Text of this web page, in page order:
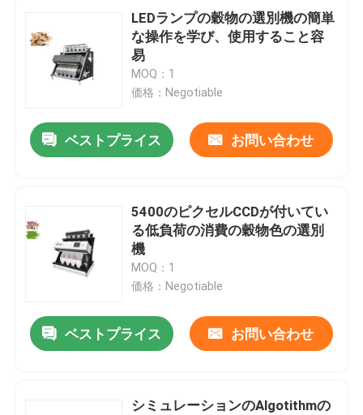
LEDランプの穀物の選別機の簡単
な操作を学び、使用すること容
易
MOQ：1
価格：Negotiable
ベストプライス お問い合わせ
5400のピクセルCCDが付いてい
る低負荷の消費の穀物色の選別
機
MOQ：1
価格：Negotiable
ベストプライス お問い合わせ
シミュレーションのAlgotithmの